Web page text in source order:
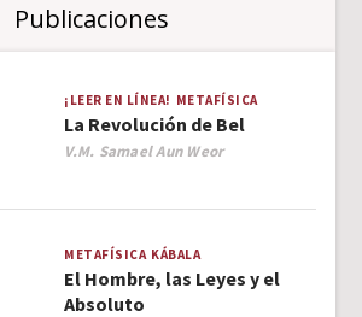
Publicaciones
¡LEER EN LÍNEA! METAFÍSICA
La Revolución de Bel
Author
V.M. Samael Aun Weor
METAFÍSICA KÁBALA
El Hombre, las Leyes y el
Absoluto